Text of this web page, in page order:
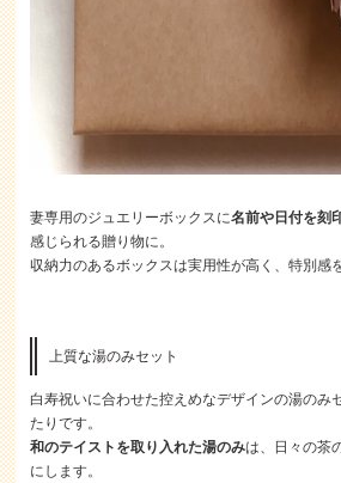
妻専用のジュエリーボックスに名前や日付を刻
感じられる贈り物に。
収納力のあるボックスは実用性が高く、特別感
上質な湯のみセット
白寿祝いに合わせた控えめなデザインの湯のみ
たりです。
和のテイストを取り入れた湯のみは、日々の茶
にします。